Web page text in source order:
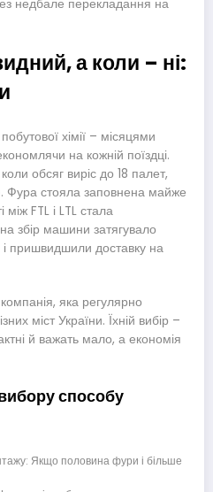
недбале перекладання на
а коли – ні:
хімії – місяцями
на кожній поїздці.
обсяг виріс до 18 палет,
Фура стояла заповнена майже
між FTL і LTL стала
збір машини затягувало
пришвидшили доставку на
яка регулярно
міст України. Їхній вибір –
й важать мало, а економія
способу
Якщо половина фури і більше